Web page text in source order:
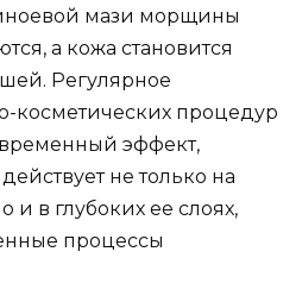
мази морщины
а кожа становится
Регулярное
косметических процедур
эффект,
не только на
и в глубоких ее слоях,
процессы